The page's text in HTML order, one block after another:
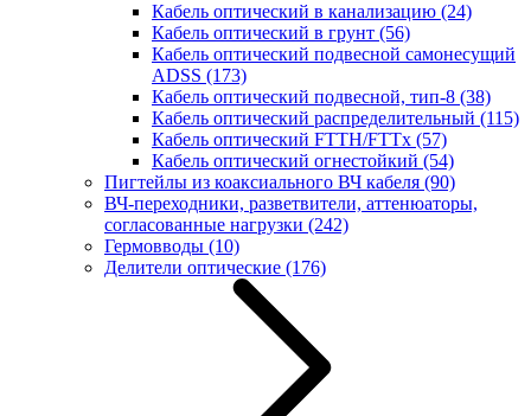
Кабель оптический в канализацию (24)
Кабель оптический в грунт (56)
Кабель оптический подвесной самонесущий
ADSS (173)
Кабель оптический подвесной, тип-8 (38)
Кабель оптический распределительный (115)
Кабель оптический FTTH/FTTx (57)
Кабель оптический огнестойкий (54)
Пигтейлы из коаксиального ВЧ кабеля (90)
ВЧ-переходники, разветвители, аттенюаторы,
согласованные нагрузки (242)
Гермовводы (10)
Делители оптические (176)